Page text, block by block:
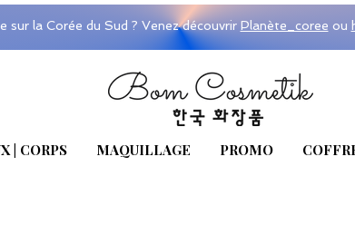
sur la Corée du Sud ? Venez découvrir Planète_coree ou
| CORPS MAQUILLAGE PROMO